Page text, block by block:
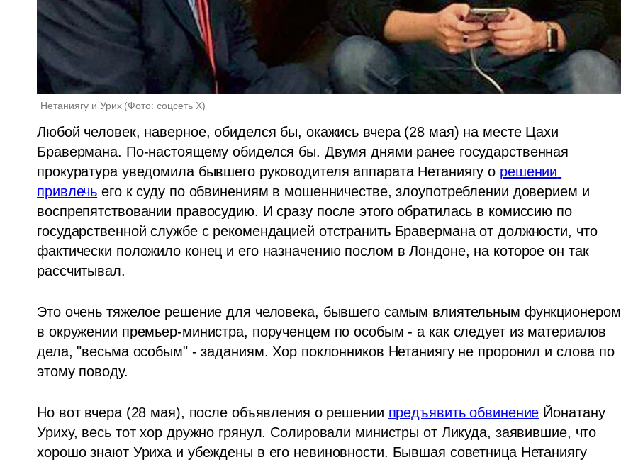
Нетаниягу и Урих (Фото: соцсеть Х)
Любой человек, наверное, обиделся бы, окажись вчера (28 мая) на месте Цахи
Бравермана. По-настоящему обиделся бы. Двумя днями ранее государственная
прокуратура уведомила бывшего руководителя аппарата Нетаниягу о решении
привлечь его к суду по обвинениям в мошенничестве, злоупотреблении доверием и
воспрепятствовании правосудию. И сразу после этого обратилась в комиссию по
государственной службе с рекомендацией отстранить Бравермана от должности, что
фактически положило конец и его назначению послом в Лондоне, на которое он так
рассчитывал.
Это очень тяжелое решение для человека, бывшего самым влиятельным функционером
в окружении премьер-министра, порученцем по особым - а как следует из материалов
дела, "весьма особым" - заданиям. Хор поклонников Нетаниягу не проронил и слова по
этому поводу.
Но вот вчера (28 мая), после объявления о решении предъявить обвинение Йонатану
Уриху, весь тот хор дружно грянул. Солировали министры от Ликуда, заявившие, что
хорошо знают Уриха и убеждены в его невиновности. Бывшая советница Нетаниягу